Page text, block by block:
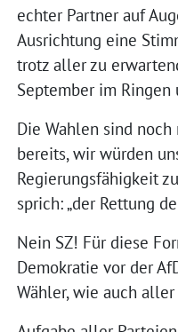
echter Partner auf
Ausrichtung eine
trotz aller zu
September im
Die Wahlen sind
bereits, wir würden
Regierungsfähigkeit
sprich: „der Rettung
Nein SZ! Für diese
Demokratie vor der
Wähler, wie auch